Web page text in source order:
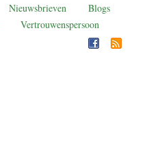
Nieuwsbrieven
Blogs
Vertrouwenspersoon